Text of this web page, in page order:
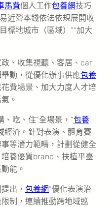
馬費個人工作包養網技巧
近營本錢依法依規展開收
標地城市（區域）”“加大
、收集視聽、客居、car
動，從優化辦事供應包養
費場景、加大力度人才培
。
、吃、住”全場景，“包養
經濟。針對表演、體育賽
事等潛力範疇，計劃從健全
養優質brand、扶植平臺
能。
出， 包養網“優化表演治
制，連續推動跨地域巡